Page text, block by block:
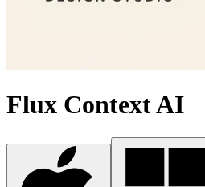
Flux Context AI